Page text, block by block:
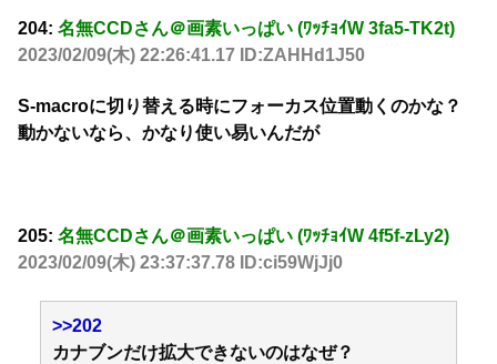
204: 名無CCDさん＠画素いっぱい (ﾜｯﾁｮｲW 3fa5-TK2t)
2023/02/09(木) 22:26:41.17 ID:ZAHHd1J50
S-macroに切り替える時にフォーカス位置動くのかな？
動かないなら、かなり使い易いんだが
205: 名無CCDさん＠画素いっぱい (ﾜｯﾁｮｲW 4f5f-zLy2)
2023/02/09(木) 23:37:37.78 ID:ci59WjJj0
>>202
カナブンだけ拡大できないのはなぜ？